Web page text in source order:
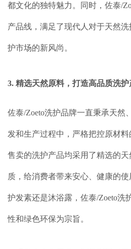
都文化的独特魅力。同时，佐泰/
产品线，满足了现代人对于天然
护市场的新风尚。
3. 精选天然原料，打造高品质洗护
佐泰/Zoeto洗护品牌一直秉承天然
发和生产过程中，严格把控原材
售卖的洗护产品均采用了精选的
质，给消费者带来安心、健康的使
护发素还是沐浴露，佐泰/Zoeto洗
性和绿色环保为宗旨。